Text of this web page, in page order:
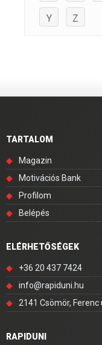
Y Z
TARTALOM
◆
Magazin
◆
Motivációs Bank
◆
Profilom
◆
Belépés
ELÉRHETŐSÉGEK
◆
+36 20 437 7424
◆
info@rapiduni.hu
◆
2141 Csömör, Ferenc
RAPIDUNI